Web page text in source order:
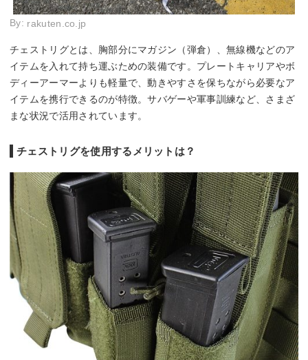
By: rakuten.co.jp
チェストリグとは、胸部分にマガジン（弾倉）、無線機などのア
イテムを入れて持ち運ぶための装備です。プレートキャリアやボ
ディーアーマーよりも軽量で、動きやすさを保ちながら必要なア
イテムを携行できるのが特徴。サバゲーや軍事訓練など、さまざ
まな状況で活用されています。
チェストリグを使用するメリットは？